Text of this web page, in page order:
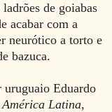
de goiabas
acabar com a
neurótico a torto e
bazuca.
uruguaio Eduardo
América Latina,